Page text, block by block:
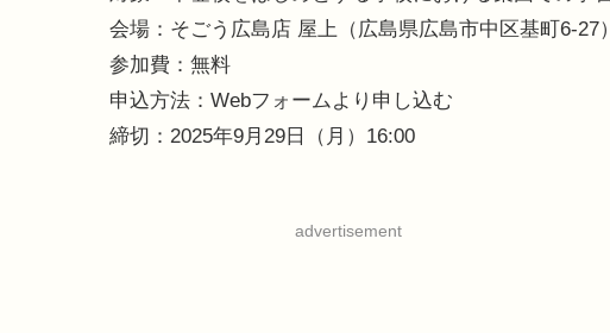
会場：そごう広島店 屋上（広島県広島市中区基町6-27）
参加費：無料
申込方法：Webフォームより申し込む
締切：2025年9月29日（月）16:00
advertisement